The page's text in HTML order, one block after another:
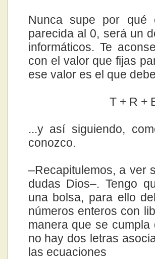
Nunca supe por
parecida al 0, será un
informáticos. Te
con el valor que fijas
ese valor es el que
T + R +
...y así siguiendo,
conozco.
–Recapitulemos, a ver
dudas Dios–. Tengo
una bolsa, para ello
números enteros con
manera que se
no hay dos letras
las ecuaciones